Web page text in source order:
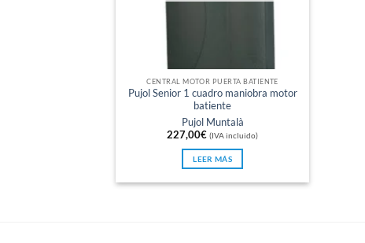
CENTRAL MOTOR PUERTA BATIENTE
Pujol Senior 1 cuadro maniobra motor
batiente
Pujol Muntalà
227,00€ (IVA incluido)
LEER MÁS